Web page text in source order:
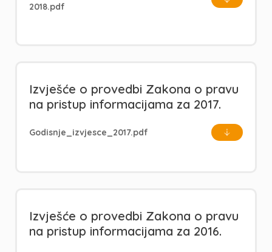
2018.pdf
Izvješće o provedbi Zakona o pravu
na pristup informacijama za 2017.
Godisnje_izvjesce_2017.pdf
Izvješće o provedbi Zakona o pravu
na pristup informacijama za 2016.